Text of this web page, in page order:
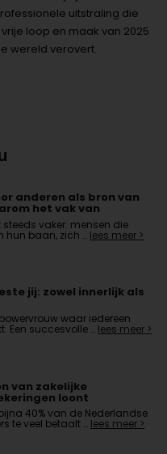
uitstraling die
loop en maak van 2025
wereld verovert.
anderen als bron van
het vak van
zo voldoening geeft
steeds vaker: mensen die
hun baan, zich … lees meer >
jij: zowel innerlijk als
waar iedereen
Een succesvolle … lees meer >
van zakelijke
loont
40% van de Nederlandse
te veel betaalt … lees meer >